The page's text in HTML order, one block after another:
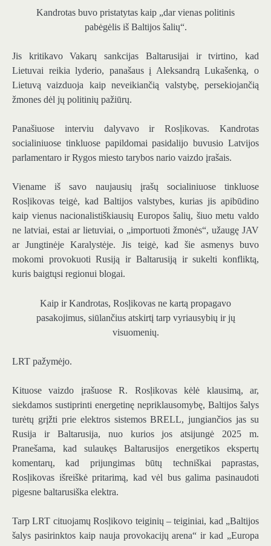
Kandrotas buvo pristatytas kaip „dar vienas politinis
pabėgėlis iš Baltijos šalių“.
Jis kritikavo Vakarų sankcijas Baltarusijai ir tvirtino, kad
Lietuvai reikia lyderio, panašaus į Aleksandrą Lukašenką, o
Lietuvą vaizduoja kaip neveikiančią valstybę, persekiojančią
žmones dėl jų politinių pažiūrų.
Panašiuose interviu dalyvavo ir Rosļikovas. Kandrotas
socialiniuose tinkluose papildomai pasidalijo buvusio Latvijos
parlamentaro ir Rygos miesto tarybos nario vaizdo įrašais.
Viename iš savo naujausių įrašų socialiniuose tinkluose
Rosļikovas teigė, kad Baltijos valstybes, kurias jis apibūdino
kaip vienus nacionalistiškiausių Europos šalių, šiuo metu valdo
ne latviai, estai ar lietuviai, o „importuoti žmonės“, užaugę JAV
ar Jungtinėje Karalystėje. Jis teigė, kad šie asmenys buvo
mokomi provokuoti Rusiją ir Baltarusiją ir sukelti konfliktą,
kuris baigtųsi regionui blogai.
Kaip ir Kandrotas, Rosļikovas ne kartą propagavo
pasakojimus, siūlančius atskirtį tarp vyriausybių ir jų
visuomenių.
LRT pažymėjo.
Kituose vaizdo įrašuose R. Rosļikovas kėlė klausimą, ar,
siekdamos sustiprinti energetinę nepriklausomybę, Baltijos šalys
turėtų grįžti prie elektros sistemos BRELL, jungiančios jas su
Rusija ir Baltarusija, nuo kurios jos atsijungė 2025 m.
Pranešama, kad sulaukęs Baltarusijos energetikos ekspertų
komentarų, kad prijungimas būtų techniškai paprastas,
Rosļikovas išreiškė pritarimą, kad vėl bus galima pasinaudoti
pigesne baltarusiška elektra.
Tarp LRT cituojamų Rosļikovo teiginių – teiginiai, kad „Baltijos
šalys pasirinktos kaip nauja provokacijų arena“ ir kad „Europa